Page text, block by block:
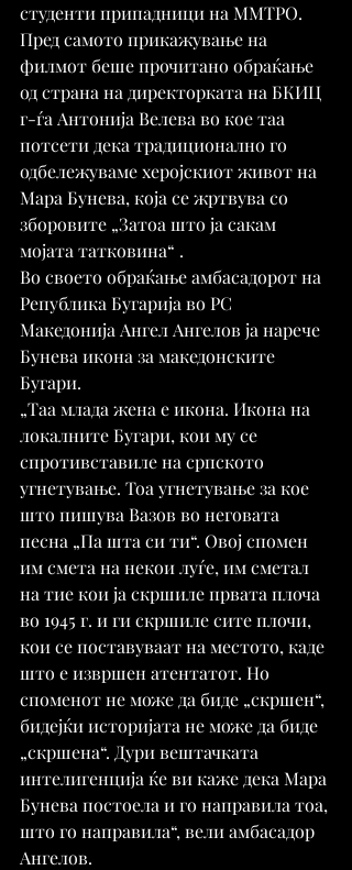
студенти припадници на ММТРО.
Пред самото прикажување на
филмот беше прочитано обраќање
од страна на директорката на БКИЦ
г-ѓа Антонија Велева во кое таа
потсети дека традиционално го
одбележуваме херојскиот живот на
Мара Бунева, која се жртвува со
зборовите „Затоа што ја сакам
мојата татковина“ .
Во своето обраќање амбасадорот на
Република Бугарија во РС
Македонија Ангел Ангелов ја нарече
Бунева икона за македонските
Бугари.
„Таа млада жена е икона. Икона на
локалните Бугари, кои му се
спротивставиле на српското
угнетување. Тоа угнетување за кое
што пишува Вазов во неговата
песна „Па шта си ти“. Овој спомен
им смета на некои луѓе, им сметал
на тие кои ја скршиле првата плоча
во 1945 г. и ги скршиле сите плочи,
кои се поставуваат на местото, каде
што е извршен атентатот. Но
споменот не може да биде „скршен“,
бидејќи историјата не може да биде
„скршена“. Дури вештачката
интелигенција ќе ви каже дека Мара
Бунева постоела и го направила тоа,
што го направила“, вели амбасадор
Ангелов.